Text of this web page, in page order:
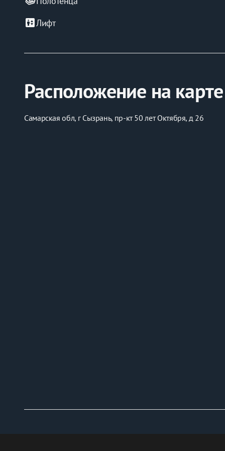
elevatorЛифт
Расположение на карте
Самарская обл, г Сызрань, пр-кт 50 лет Октября, д 26